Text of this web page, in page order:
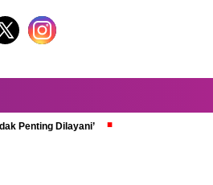
Penting Dilayani’